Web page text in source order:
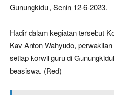
Gunungkidul, Senin 12-6-2023.
Hadir dalam kegiatan tersebut
Kav Anton Wahyudo,
setiap korwil guru di
beasiswa. (Red)